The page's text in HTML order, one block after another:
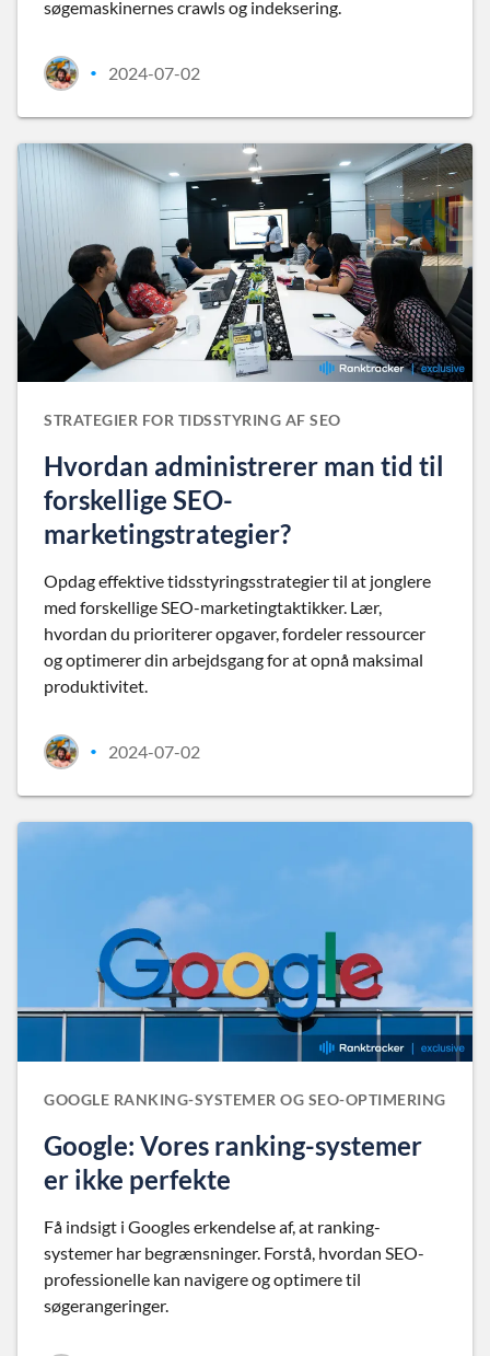
søgemaskinernes crawls og indeksering.
• 2024-07-02
STRATEGIER FOR TIDSSTYRING AF SEO
Hvordan administrerer man tid til
forskellige SEO-
marketingstrategier?
Opdag effektive tidsstyringsstrategier til at jonglere
med forskellige SEO-marketingtaktikker. Lær,
hvordan du prioriterer opgaver, fordeler ressourcer
og optimerer din arbejdsgang for at opnå maksimal
produktivitet.
• 2024-07-02
GOOGLE RANKING-SYSTEMER OG SEO-OPTIMERING
Google: Vores ranking-systemer
er ikke perfekte
Få indsigt i Googles erkendelse af, at ranking-
systemer har begrænsninger. Forstå, hvordan SEO-
professionelle kan navigere og optimere til
søgerangeringer.